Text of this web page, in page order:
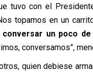
tuvo con el
topamos en un
un poco
conversamos”,
quien debiese